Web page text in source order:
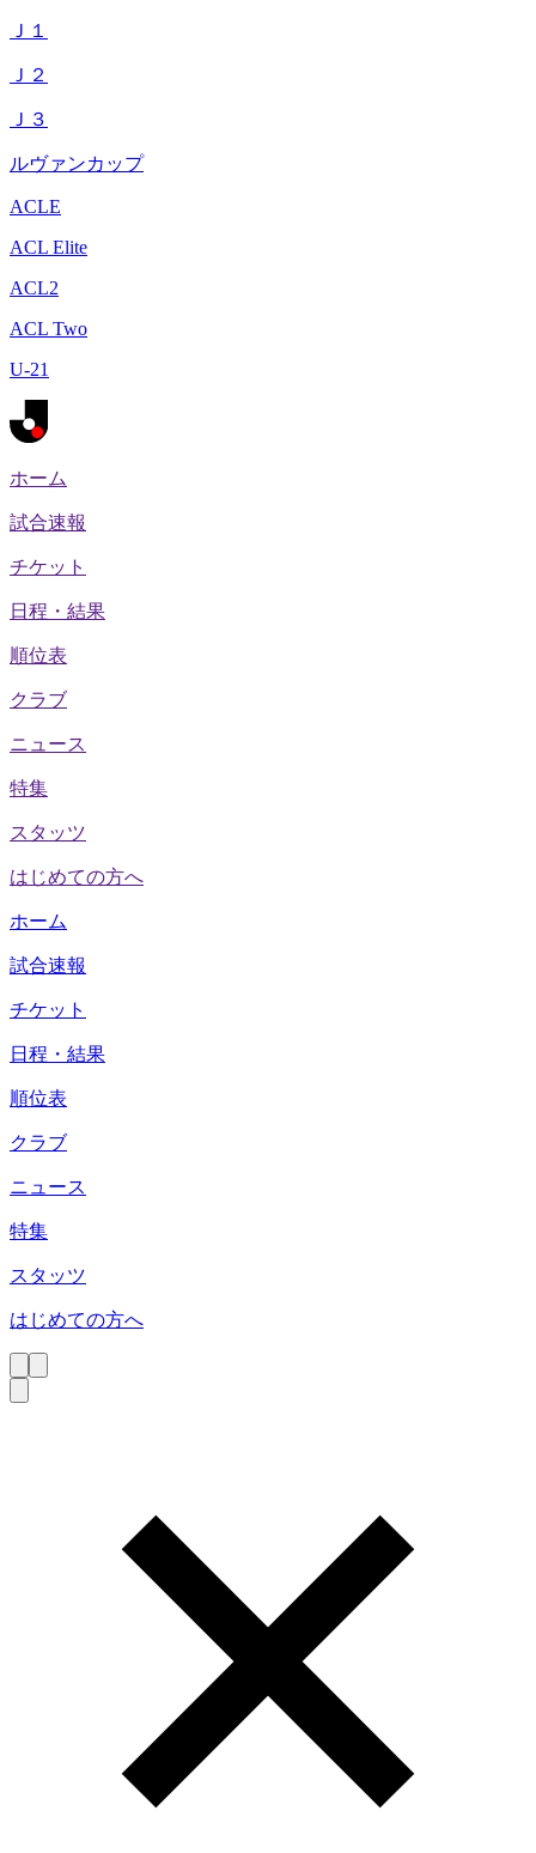
Ｊ１
Ｊ２
Ｊ３
ルヴァンカップ
ACLE
ACL Elite
ACL2
ACL Two
U-21
ホーム
試合速報
チケット
日程・結果
順位表
クラブ
ニュース
特集
スタッツ
はじめての方へ
ホーム
試合速報
チケット
日程・結果
順位表
クラブ
ニュース
特集
スタッツ
はじめての方へ